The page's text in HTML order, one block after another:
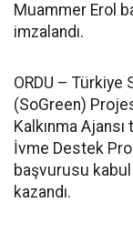
Muammer Erol
imzalandı.
ORDU – Türkiye
(SoGreen)
Kalkınma Ajansı
İvme Destek
başvurusu
kazandı.